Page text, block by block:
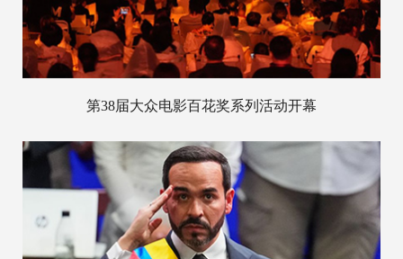
第38届大众电影百花奖系列活动开幕